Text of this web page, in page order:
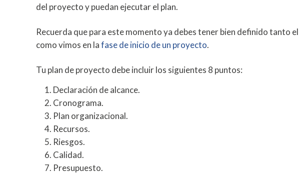
del proyecto y puedan ejecutar el plan.
Recuerda que para este momento ya debes tener bien definido tanto el
como vimos en lafase de inicio de un proyecto.
Tu plan de proyecto debe incluir los siguientes 8 puntos:
Declaración de alcance.
Cronograma.
Plan organizacional.
Recursos.
Riesgos.
Calidad.
Presupuesto.